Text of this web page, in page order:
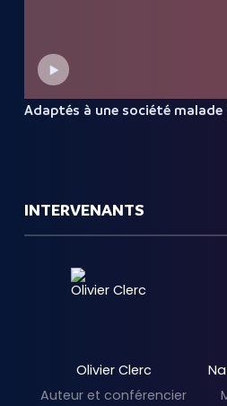
Adaptés à une société malade
INTERVENANTS
Olivier Clerc
Auteur et conférencier